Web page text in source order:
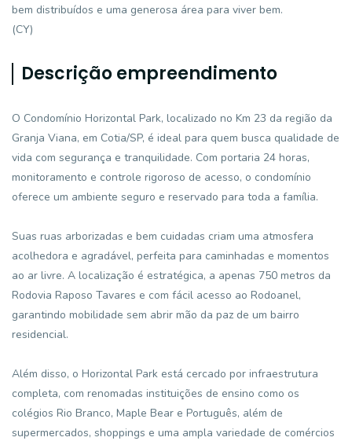
bem distribuídos e uma generosa área para viver bem.
(CY)
Descrição empreendimento
O Condomínio Horizontal Park, localizado no Km 23 da região da
Granja Viana, em Cotia/SP, é ideal para quem busca qualidade de
vida com segurança e tranquilidade. Com portaria 24 horas,
monitoramento e controle rigoroso de acesso, o condomínio
oferece um ambiente seguro e reservado para toda a família.
Suas ruas arborizadas e bem cuidadas criam uma atmosfera
acolhedora e agradável, perfeita para caminhadas e momentos
ao ar livre. A localização é estratégica, a apenas 750 metros da
Rodovia Raposo Tavares e com fácil acesso ao Rodoanel,
garantindo mobilidade sem abrir mão da paz de um bairro
residencial.
Além disso, o Horizontal Park está cercado por infraestrutura
completa, com renomadas instituições de ensino como os
colégios Rio Branco, Maple Bear e Português, além de
supermercados, shoppings e uma ampla variedade de comércios